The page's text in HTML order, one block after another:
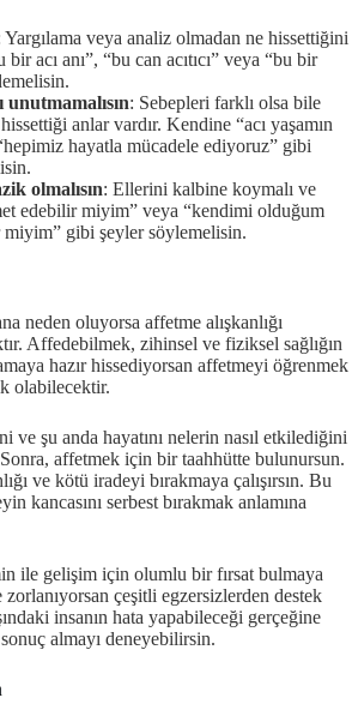
Yargılama veya analiz olmadan ne hissettiğini
acı anı”, “bu can acıtıcı” veya “bu bir
unutmamalısın: Sebepleri farklı olsa bile
anlar vardır. Kendine “acı yaşamın
hayatla mücadele ediyoruz” gibi
olmalısın: Ellerini kalbine koymalı ve
edebilir miyim” veya “kendimi olduğum
gibi şeyler söylemelisin.
neden oluyorsa affetme alışkanlığı
Affedebilmek, zihinsel ve fiziksel sağlığın
hazır hissediyorsan affetmeyi öğrenmek
olabilecektir.
ve şu anda hayatını nelerin nasıl etkilediğini
Sonra, affetmek için bir taahhütte bulunursun.
ve kötü iradeyi bırakmaya çalışırsın. Bu
kancasını serbest bırakmak anlamına
ile gelişim için olumlu bir fırsat bulmaya
çeşitli egzersizlerden destek
insanın hata yapabileceği gerçeğine
almayı deneyebilirsin.